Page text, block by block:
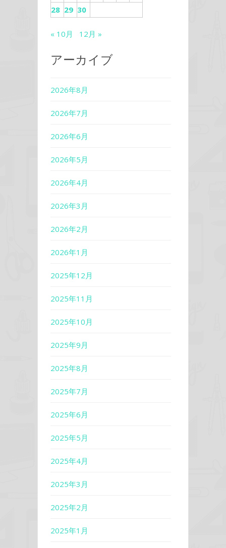
28 29 30
« 10月 12月 »
アーカイブ
2026年8月
2026年7月
2026年6月
2026年5月
2026年4月
2026年3月
2026年2月
2026年1月
2025年12月
2025年11月
2025年10月
2025年9月
2025年8月
2025年7月
2025年6月
2025年5月
2025年4月
2025年3月
2025年2月
2025年1月